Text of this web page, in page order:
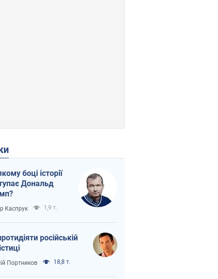
боці історії
Дональд
Каспрук 1,9 т.
російській
Портников 18,8 т.